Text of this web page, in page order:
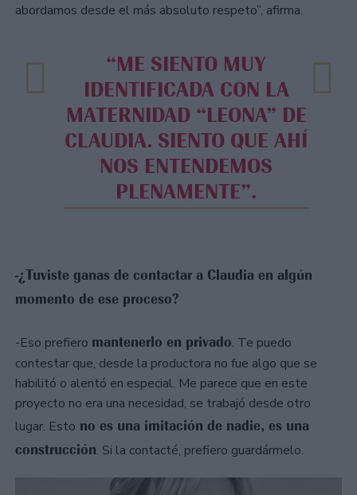
abordamos desde el más absoluto respeto”, afirma.
“ME SIENTO MUY
IDENTIFICADA CON LA
MATERNIDAD “LEONA” DE
CLAUDIA. SIENTO QUE AHÍ
NOS ENTENDEMOS
PLENAMENTE”.
-¿Tuviste ganas de contactar a Claudia en algún
momento de ese proceso?
-Eso prefiero mantenerlo en privado. Te puedo
contestar que, desde la productora no fue algo que se
habilitó o alentó en especial. Me parece que en este
proyecto no era una necesidad, se trabajó desde otro
lugar. Esto no es una imitación de nadie, es una
construcción. Si la contacté, prefiero guardármelo.